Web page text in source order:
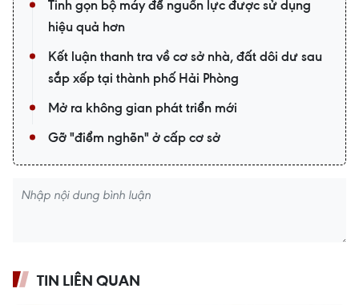
Tinh gọn bộ máy để nguồn lực được sử dụng
hiệu quả hơn
Kết luận thanh tra về cơ sở nhà, đất dôi dư sau
sắp xếp tại thành phố Hải Phòng
Mở ra không gian phát triển mới
Gỡ "điểm nghẽn" ở cấp cơ sở
TIN LIÊN QUAN